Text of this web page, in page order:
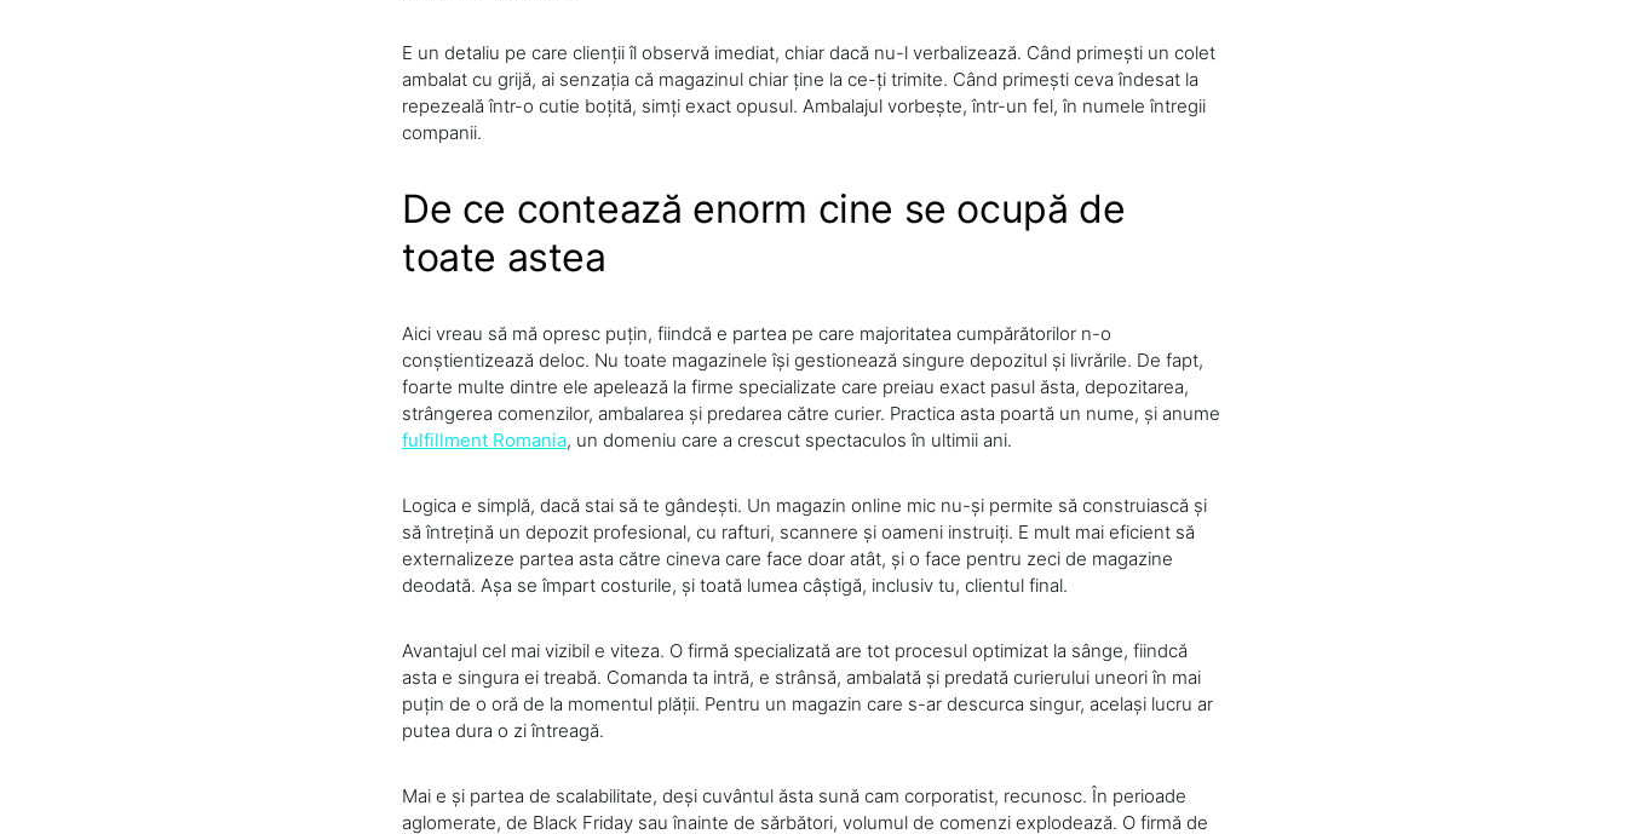
E un detaliu pe care clienții îl observă imediat, chiar dacă nu-l verbalizează. Când primești un colet
ambalat cu grijă, ai senzația că magazinul chiar ține la ce-ți trimite. Când primești ceva îndesat la
repezeală într-o cutie boțită, simți exact opusul. Ambalajul vorbește, într-un fel, în numele întregii
companii.
De ce contează enorm cine se ocupă de
toate astea
Aici vreau să mă opresc puțin, fiindcă e partea pe care majoritatea cumpărătorilor n-o
conștientizează deloc. Nu toate magazinele își gestionează singure depozitul și livrările. De fapt,
foarte multe dintre ele apelează la firme specializate care preiau exact pasul ăsta, depozitarea,
strângerea comenzilor, ambalarea și predarea către curier. Practica asta poartă un nume, și anume
fulfillment Romania, un domeniu care a crescut spectaculos în ultimii ani.
Logica e simplă, dacă stai să te gândești. Un magazin online mic nu-și permite să construiască și
să întrețină un depozit profesional, cu rafturi, scannere și oameni instruiți. E mult mai eficient să
externalizeze partea asta către cineva care face doar atât, și o face pentru zeci de magazine
deodată. Așa se împart costurile, și toată lumea câștigă, inclusiv tu, clientul final.
Avantajul cel mai vizibil e viteza. O firmă specializată are tot procesul optimizat la sânge, fiindcă
asta e singura ei treabă. Comanda ta intră, e strânsă, ambalată și predată curierului uneori în mai
puțin de o oră de la momentul plății. Pentru un magazin care s-ar descurca singur, același lucru ar
putea dura o zi întreagă.
Mai e și partea de scalabilitate, deși cuvântul ăsta sună cam corporatist, recunosc. În perioade
aglomerate, de Black Friday sau înainte de sărbători, volumul de comenzi explodează. O firmă de